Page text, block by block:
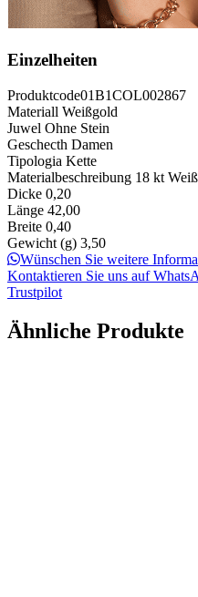
Einzelheiten
Produktcode01B1COL002867
Materiall Weißgold
Juwel Ohne Stein
Geschecth Damen
Tipologia Kette
Materialbeschreibung 18 kt
Dicke 0,20
Länge 42,00
Breite 0,40
Gewicht (g) 3,50
Wünschen Sie weitere
Kontaktieren Sie uns auf
Trustpilot
Ähnliche Produkte